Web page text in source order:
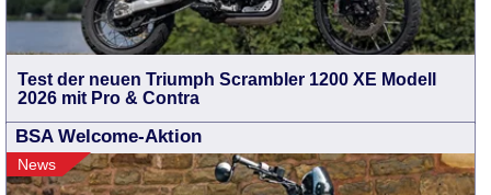
Test der neuen Triumph Scrambler 1200 XE Modell
2026 mit Pro & Contra
BSA Welcome-Aktion
News